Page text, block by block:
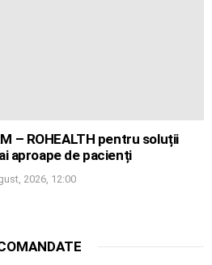
– ROHEALTH pentru soluții
aproape de pacienți
2026, 12:00